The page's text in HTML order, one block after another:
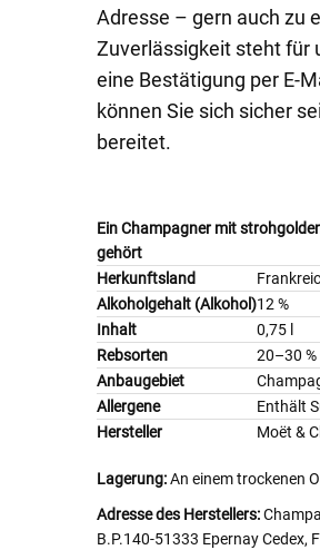
Adresse – gern auch zu
Zuverlässigkeit steht für
eine Bestätigung per E-
können Sie sich sicher
bereitet.
Ein Champagner mit
gehört
Herkunftsland
Alkoholgehalt (Alkohol)12 %
Inhalt
0,75 l
Rebsorten
20–30
Anbaugebiet
Allergene
Enthält
Hersteller
Moët &
Lagerung:An einem trockenen
Adresse des Herstellers:
B.P.140-51333 Epernay Cedex,